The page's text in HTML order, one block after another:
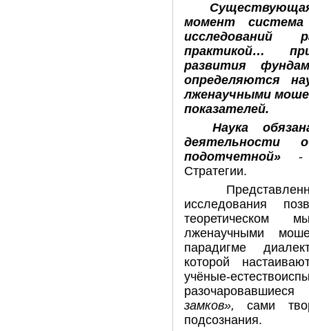
момент система
исследований
практикой…
развития
определяются
лженаучными
показателей.
Наука
подотчетной» -
Стратегии.
исследования
теоретическом
лженаучными
парадигме
которой
учёные-
замков», сами
подсознания.